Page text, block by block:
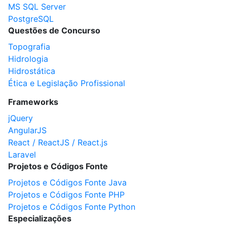
MS SQL Server
PostgreSQL
Questões de Concurso
Topografia
Hidrologia
Hidrostática
Ética e Legislação Profissional
Frameworks
jQuery
AngularJS
React / ReactJS / React.js
Laravel
Projetos e Códigos Fonte
Projetos e Códigos Fonte Java
Projetos e Códigos Fonte PHP
Projetos e Códigos Fonte Python
Especializações